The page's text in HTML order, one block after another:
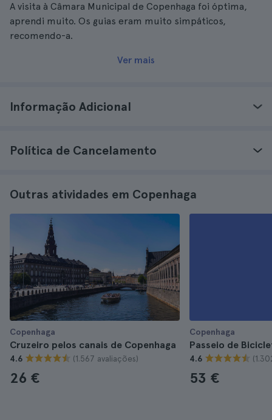
A visita à Câmara Municipal de Copenhaga foi óptima,
aprendi muito. Os guias eram muito simpáticos,
recomendo-a.
Ver mais
Informação Adicional
Política de Cancelamento
Outras atividades em Copenhaga
Copenhaga
Cruzeiro pelos canais de Copenhaga
4.6 (1.567 avaliações)
26 €
Copenhaga
Passeio de
4.6
53 €